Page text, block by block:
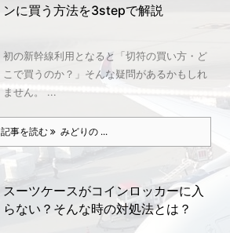
ンに買う方法を3stepで解説
初の新幹線利用となると「切符の買い方・ど
こで買うのか？」そんな疑問があるかもしれ
ません。 ...
記事を読む みどりの ...
スーツケースがコインロッカーに入
らない？そんな時の対処法とは？